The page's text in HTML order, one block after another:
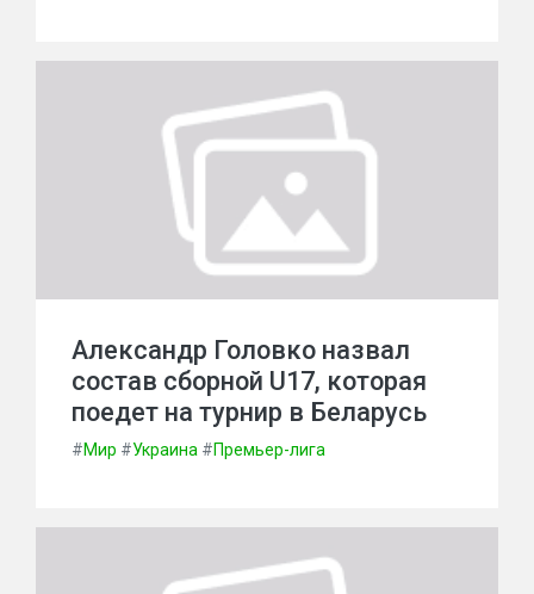
Александр Головко назвал
состав сборной U17, которая
поедет на турнир в Беларусь
#Мир #Украина #Премьер-лига